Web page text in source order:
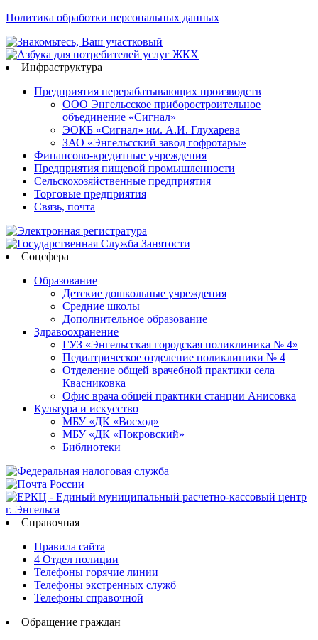
Политика обработки персональных данных
Инфраструктура
Предприятия перерабатывающих производств
ООО Энгельсское приборостроительное
объединение «Сигнал»
ЭОКБ «Сигнал» им. А.И. Глухарева
ЗАО «Энгельсский завод гофротары»
Финансово-кредитные учреждения
Предприятия пищевой промышленности
Сельскохозяйственные предприятия
Торговые предприятия
Связь, почта
Соцсфера
Образование
Детские дошкольные учреждения
Средние школы
Дополнительное образование
Здравоохранение
ГУЗ «Энгельсская городская поликлиника № 4»
Педиатрическое отделение поликлиники № 4
Отделение общей врачебной практики села
Квасниковка
Офис врача общей практики станции Анисовка
Культура и искусство
МБУ «ДК «Восход»
МБУ «ДК «Покровский»
Библиотеки
Справочная
Правила сайта
4 Отдел полиции
Телефоны горячие линии
Телефоны экстренных служб
Телефоны справочной
Обращение граждан